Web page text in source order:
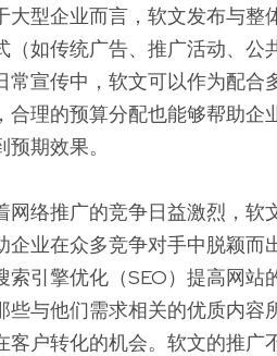
大型企业而言，软文发布与整
（如传统广告、推广活动、公
常宣传中，软文可以作为配合
合理的预算分配也能够帮助企
预期效果。
网络推广的竞争日益激烈，软
企业在众多竞争对手中脱颖而
索引擎优化（SEO）提高网
些与他们需求相关的优质内容
客户转化的机会。软文的推广